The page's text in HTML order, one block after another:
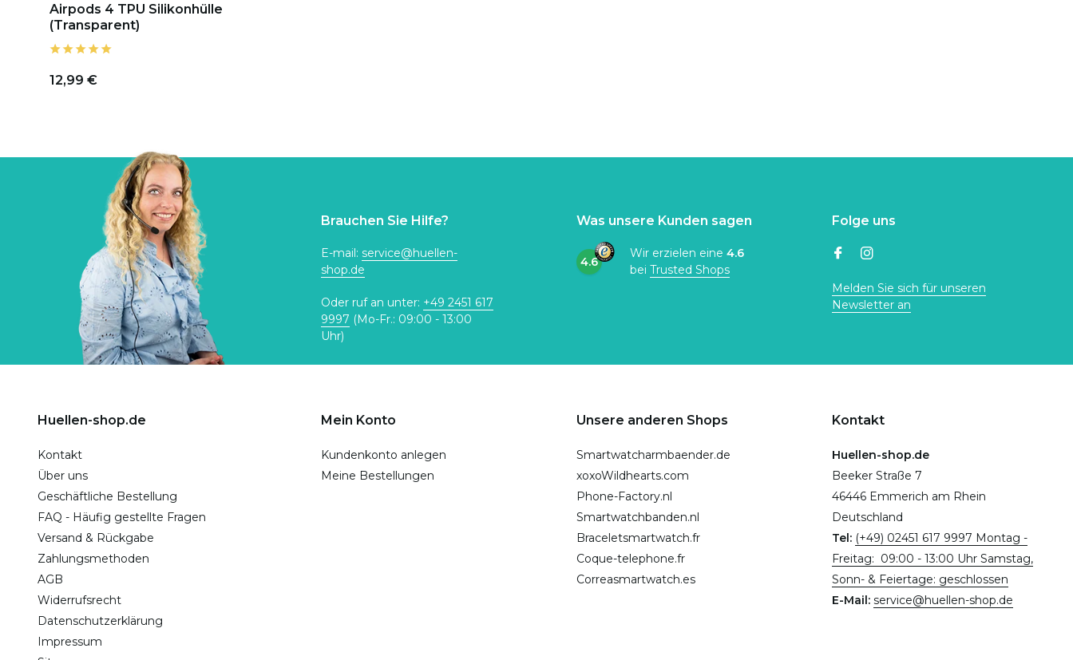
Airpods 4 TPU Silikonhülle
(Transparent)
12,99 €
Brauchen Sie Hilfe?
E-mail: service@huellen-
shop.de
Oder ruf an unter: +49 2451 617
9997 (Mo-Fr.: 09:00 - 13:00
Uhr)
Was unsere Kunden sagen
4.6
Wir erzielen eine 4.6
bei Trusted Shops
Folge uns
Melden Sie sich für unseren
Newsletter an
Huellen-shop.de
Kontakt
Über uns
Geschäftliche Bestellung
FAQ - Häufig gestellte Fragen
Versand & Rückgabe
Zahlungsmethoden
AGB
Widerrufsrecht
Datenschutzerklärung
Impressum
Mein Konto
Kundenkonto anlegen
Meine Bestellungen
Unsere anderen Shops
Smartwatcharmbaender.de
xoxoWildhearts.com
Phone-Factory.nl
Smartwatchbanden.nl
Braceletsmartwatch.fr
Coque-telephone.fr
Correasmartwatch.es
Kontakt
Huellen-shop.de
Beeker Straße 7
46446 Emmerich am Rhein
Deutschland
Tel: (+49) 02451 617 9997 Montag -
Freitag: 09:00 - 13:00 Uhr Samstag,
Sonn- & Feiertage: geschlossen
E-Mail: service@huellen-shop.de